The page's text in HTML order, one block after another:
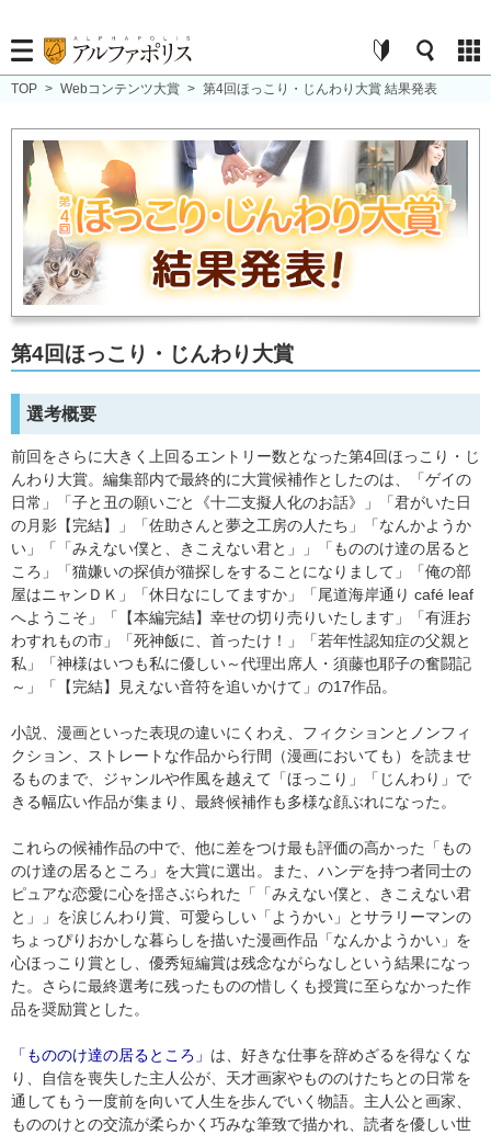
TOP > Webコンテンツ大賞 > 第4回ほっこり・じんわり大賞 結果発表
第4回ほっこり・じんわり大賞
選考概要
前回をさらに大きく上回るエントリー数となった第4回ほっこり・じ
んわり大賞。編集部内で最終的に大賞候補作としたのは、「ゲイの
日常」「子と丑の願いごと《十二支擬人化のお話》」「君がいた日
の月影【完結】」「佐助さんと夢之工房の人たち」「なんかようか
い」「「みえない僕と、きこえない君と」」「もののけ達の居ると
ころ」「猫嫌いの探偵が猫探しをすることになりまして」「俺の部
屋はニャンＤＫ」「休日なにしてますか」「尾道海岸通り café leaf
へようこそ」「【本編完結】幸せの切り売りいたします」「有涯お
わすれもの市」「死神飯に、首ったけ！」「若年性認知症の父親と
私」「神様はいつも私に優しい～代理出席人・須藤也耶子の奮闘記
～」「【完結】見えない音符を追いかけて」の17作品。
小説、漫画といった表現の違いにくわえ、フィクションとノンフィ
クション、ストレートな作品から行間（漫画においても）を読ませ
るものまで、ジャンルや作風を越えて「ほっこり」「じんわり」で
きる幅広い作品が集まり、最終候補作も多様な顔ぶれになった。
これらの候補作品の中で、他に差をつけ最も評価の高かった「もの
のけ達の居るところ」を大賞に選出。また、ハンデを持つ者同士の
ピュアな恋愛に心を揺さぶられた「「みえない僕と、きこえない君
と」」を涙じんわり賞、可愛らしい「ようかい」とサラリーマンの
ちょっぴりおかしな暮らしを描いた漫画作品「なんかようかい」を
心ほっこり賞とし、優秀短編賞は残念ながらなしという結果になっ
た。さらに最終選考に残ったものの惜しくも授賞に至らなかった作
品を奨励賞とした。
「もののけ達の居るところ」 は、好きな仕事を辞めざるを得なくな
り、自信を喪失した主人公が、天才画家やもののけたちとの日常を
通してもう一度前を向いて人生を歩んでいく物語。主人公と画家、
もののけとの交流が柔らかく巧みな筆致で描かれ、読者を優しい世